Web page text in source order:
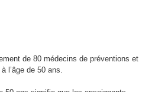
de 80 médecins de préventions et
l’âge de 50 ans.